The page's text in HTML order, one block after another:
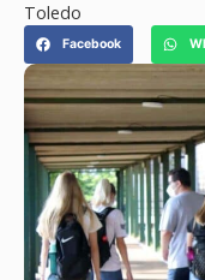
Toledo
Facebook